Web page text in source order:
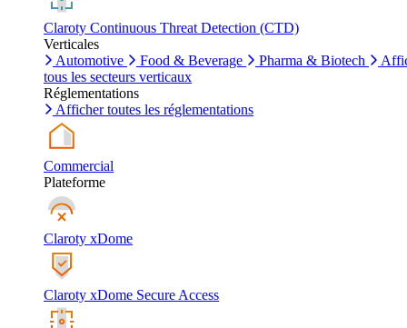
Claroty Continuous Threat Detection (CTD)
Verticales
Automotive
Food & Beverage Pharma & Biotech
tous les secteurs verticaux
Réglementations
Afficher toutes les réglementations
Commercial
Plateforme
Claroty xDome
Claroty xDome Secure Access